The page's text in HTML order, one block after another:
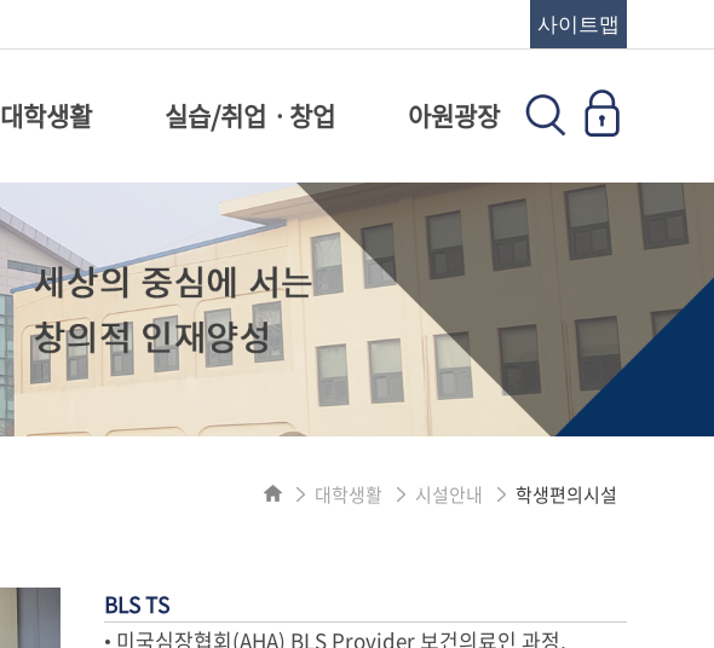
사이트맵
대학생활 실습/취업ㆍ창업 아원광장
대학생활 시설안내 학생편의시설
BLS TS
• 미국심장협회(AHA) BLS Provider 보건의료인 과정,